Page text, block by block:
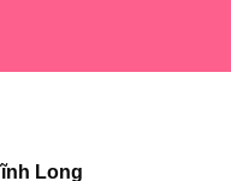
Long